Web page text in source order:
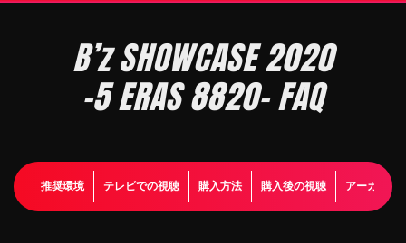
B’z SHOWCASE 2020
-5 ERAS 8820- FAQ
推奨環境 テレビでの視聴 購入方法 購入後の視聴 アーカイブ